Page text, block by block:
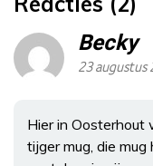
Becky
23 augustus
Hier in Oosterhout
tijger mug, die